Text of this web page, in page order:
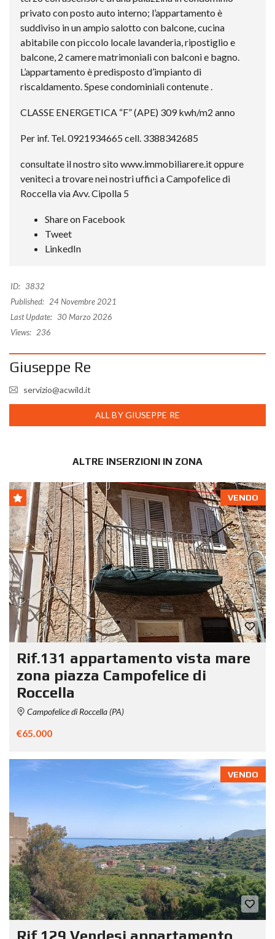
privato con posto auto interno; l’appartamento è
suddiviso in un ampio salotto con balcone, cucina
abitabile con piccolo locale lavanderia, ripostiglio e
balcone, 2 camere matrimoniali con balconi e bagno.
L’appartamento è predisposto d’impianto di
riscaldamento. Spese condominiali contenute .
CLASSE ENERGETICA “F” (APE) 309 kwh/m2 anno
Per inf. Tel. 0921934665 cell. 3388342685
consultate il nostro sito www.immobiliarere.it oppure
veniteci a trovare nei nostri uffici a Campofelice di
Roccella via Avv. Cipolla 5
Share on Facebook
Tweet
LinkedIn
ID: 3832
Published: 24 Novembre 2021
Last Update: 30 Marzo 2026
Views: 236
Giuseppe Re
servizio@acwild.it
ALL BY GIUSEPPE RE
ALTRE INSERZIONI IN ZONA
VENDO
Rif.131 appartamento vista mare
zona piazza Campofelice di
Roccella
Campofelice di Roccella (PA)
€65.000
VENDO
Rif.129 Vendesi appartamento